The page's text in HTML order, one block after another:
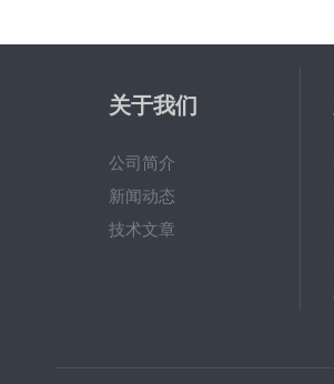
关于我们
公司简介
新闻动态
技术文章